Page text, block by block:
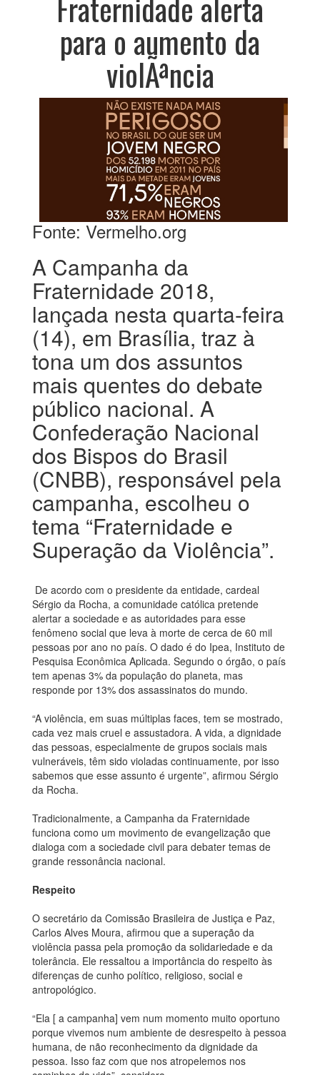
para o aumento da
violÃªncia
Fonte: Vermelho.org
A Campanha da
Fraternidade 2018,
lançada nesta quarta-feira
(14), em Brasília, traz à
tona um dos assuntos
mais quentes do debate
público nacional. A
Confederação Nacional
dos Bispos do Brasil
(CNBB), responsável pela
campanha, escolheu o
tema “Fraternidade e
Superação da Violência”.
De acordo com o presidente da entidade, cardeal
Sérgio da Rocha, a comunidade católica pretende
alertar a sociedade e as autoridades para esse
fenômeno social que leva à morte de cerca de 60 mil
pessoas por ano no país. O dado é do Ipea, Instituto de
Pesquisa Econômica Aplicada. Segundo o órgão, o país
tem apenas 3% da população do planeta, mas
responde por 13% dos assassinatos do mundo.
“A violência, em suas múltiplas faces, tem se mostrado,
cada vez mais cruel e assustadora. A vida, a dignidade
das pessoas, especialmente de grupos sociais mais
vulneráveis, têm sido violadas continuamente, por isso
sabemos que esse assunto é urgente”, afirmou Sérgio
da Rocha.
Tradicionalmente, a Campanha da Fraternidade
funciona como um movimento de evangelização que
dialoga com a sociedade civil para debater temas de
grande ressonância nacional.
Respeito
O secretário da Comissão Brasileira de Justiça e Paz,
Carlos Alves Moura, afirmou que a superação da
violência passa pela promoção da solidariedade e da
tolerância. Ele ressaltou a importância do respeito às
diferenças de cunho político, religioso, social e
antropológico.
“Ela [ a campanha] vem num momento muito oportuno
porque vivemos num ambiente de desrespeito à pessoa
humana, de não reconhecimento da dignidade da
pessoa. Isso faz com que nos atropelemos nos